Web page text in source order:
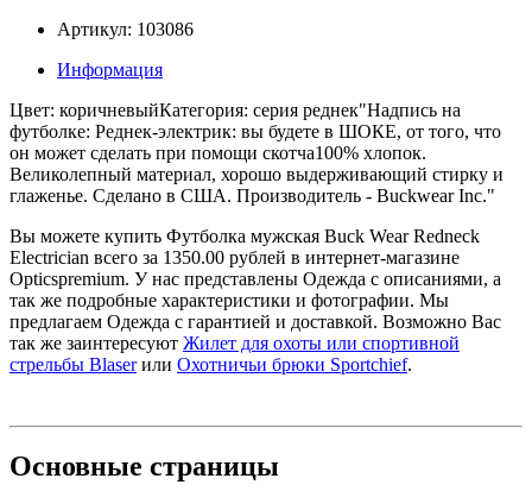
Артикул: 103086
Информация
Цвет: коричневыйКатегория: серия реднек"Надпись на
футболке: Реднек-электрик: вы будете в ШОКЕ, от того, что
он может сделать при помощи скотча100% хлопок.
Великолепный материал, хорошо выдерживающий стирку и
глаженье. Сделано в США. Производитель - Buckwear Inc."
Вы можете купить Футболка мужская Buck Wear Redneck
Electrician всего за 1350.00 рублей в интернет-магазине
Opticspremium. У нас представлены Одежда с описаниями, а
так же подробные характеристики и фотографии. Мы
предлагаем Одежда с гарантией и доставкой. Возможно Вас
так же заинтересуют Жилет для охоты или спортивной
стрельбы Blaserили Охотничьи брюки Sportchief.
Основные страницы